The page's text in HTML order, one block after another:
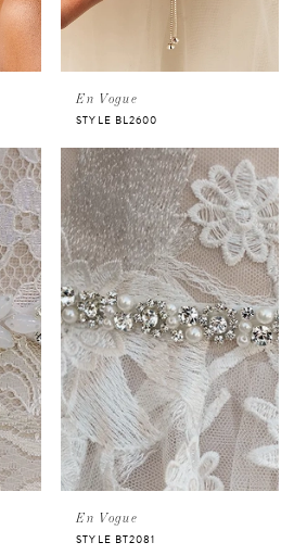
En Vogue
STYLE BL2600
En Vogue
STYLE BT2081